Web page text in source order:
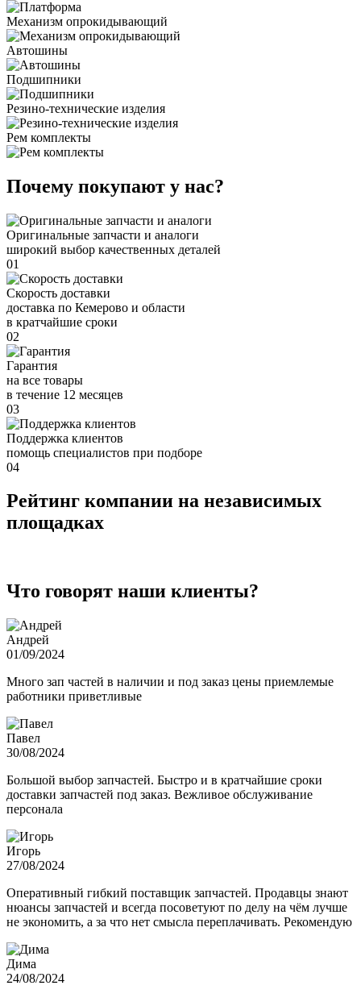
Механизм опрокидывающий
Автошины
Подшипники
Резино-технические изделия
Рем комплекты
Почему покупают у нас?
Оригинальные запчасти и аналоги
широкий выбор качественных деталей
01
Скорость доставки
доставка по Кемерово и области
в кратчайшие сроки
02
Гарантия
на все товары
в течение 12 месяцев
03
Поддержка клиентов
помощь специалистов при подборе
04
Рейтинг компании на независимых
площадках
Что говорят наши клиенты?
Андрей
01/09/2024
Много зап частей в наличии и под заказ цены приемлемые
работники приветливые
Павел
30/08/2024
Большой выбор запчастей. Быстро и в кратчайшие сроки
доставки запчастей под заказ. Вежливое обслуживание
персонала
Игорь
27/08/2024
Оперативный гибкий поставщик запчастей. Продавцы знают
нюансы запчастей и всегда посоветуют по делу на чём лучше
не экономить, а за что нет смысла переплачивать. Рекомендую
Дима
24/08/2024